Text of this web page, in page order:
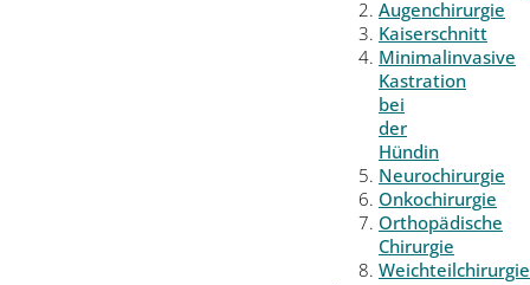
Augenchirurgie
Kaiserschnitt
Minimalinvasive
Kastration
bei
der
Hündin
Neurochirurgie
Onkochirurgie
Orthopädische
Chirurgie
Weichteilchirurgie